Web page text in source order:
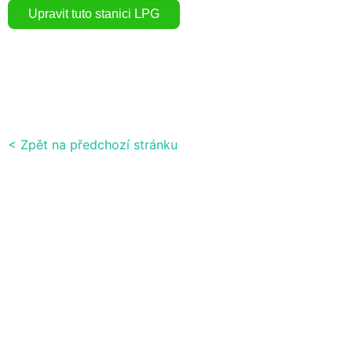
< Zpět na předchozí stránku